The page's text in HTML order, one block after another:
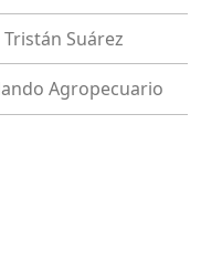
Tristán Suárez
Agropecuario